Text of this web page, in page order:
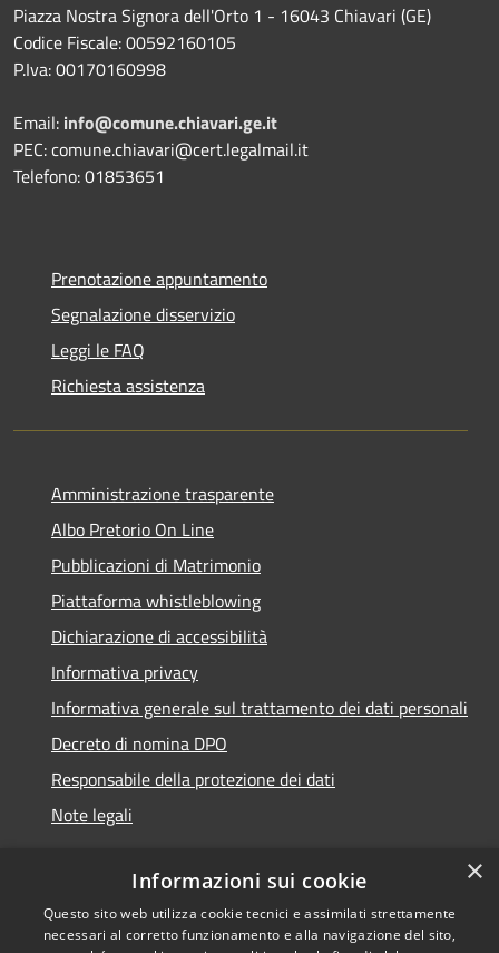
Piazza Nostra Signora dell'Orto 1 - 16043 Chiavari (GE)
Codice Fiscale: 00592160105
P.Iva: 00170160998
Email: info@comune.chiavari.ge.it
PEC: comune.chiavari@cert.legalmail.it
Telefono: 01853651
Prenotazione appuntamento
Segnalazione disservizio
Leggi le FAQ
Richiesta assistenza
Amministrazione trasparente
Albo Pretorio On Line
Pubblicazioni di Matrimonio
Piattaforma whistleblowing
Dichiarazione di accessibilità
Informativa privacy
Informativa generale sul trattamento dei dati personali
Decreto di nomina DPO
Responsabile della protezione dei dati
Note legali
RSS
© 2021 - 2026 Comune di
×
Informazioni sui cookie
Questo sito web utilizza cookie tecnici e assimilati strettamente
necessari al corretto funzionamento e alla navigazione del sito,